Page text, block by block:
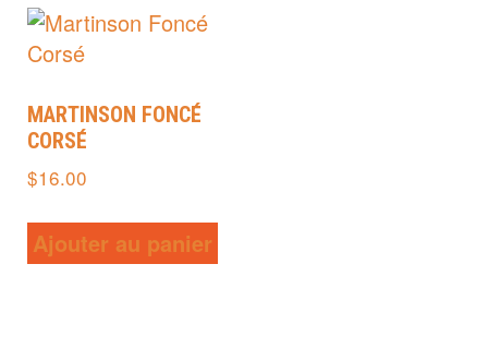
MARTINSON FONCÉ
CORSÉ
$16.00
Ajouter au panier